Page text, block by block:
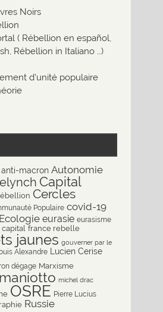
Noirs
( Rébellion en español,
Rébellion in Italiano …)
d'unité populaire
anti-macron Autonomie
Capital
Cercles
Populaire covid-19
Ecologie eurasie eurasisme
france rebelle
jaunes gouverner par le
Alexandre Lucien Cerise
dégage Marxisme
michel drac
OSRE Pierre Lucius
Russie